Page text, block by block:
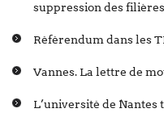
suppression des filières
Référendum dans les
Vannes. La lettre de
L’université de Nantes